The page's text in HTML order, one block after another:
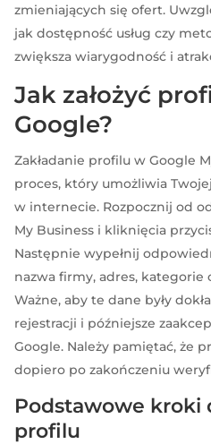
zmieniających się ofert.
jak dostępność usług czy
zwiększa wiarygodność i
Jak założyć
Google?
Zakładanie profilu w Google
proces, który umożliwia
w internecie. Rozpocznij od
My Business i kliknięcia
Następnie wypełnij
nazwa firmy, adres, kategorie
Ważne, aby te dane były
rejestracji i późniejsze
Google. Należy pamiętać, że
dopiero po zakończeniu
Podstawowe kroki
profilu